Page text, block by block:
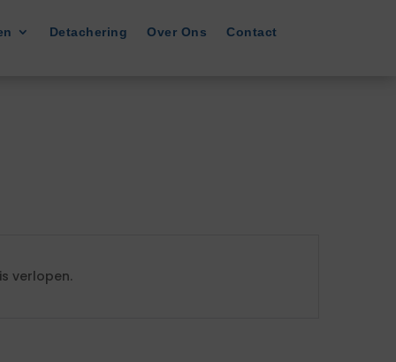
Detachering Over Ons Contact
verlopen.